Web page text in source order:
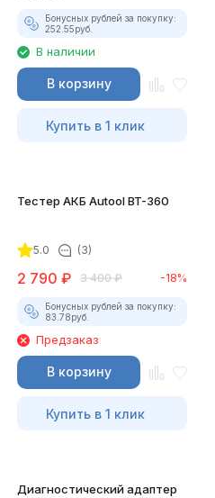
Бонусных рублей за покупку:
252.55руб.
В наличии
В корзину
Купить в 1 клик
Тестер АКБ Autool BT-360
5.0 (3)
2 790 ₽ 3 400 ₽ -18%
Бонусных рублей за покупку:
83.78руб.
Предзаказ
В корзину
Купить в 1 клик
Диагностический адаптер